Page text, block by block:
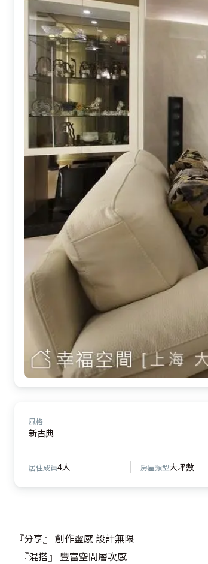
風格
新古典
居住成員4人 房屋類型大坪數
『分享』 創作靈感 設計無限
  『混搭』 豐富空間層次感